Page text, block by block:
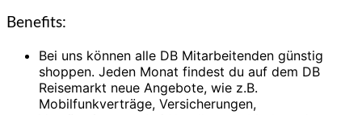
Benefits:
Bei uns können alle DB Mitarbeitenden günstig
shoppen. Jeden Monat findest du auf dem DB
Reisemarkt neue Angebote, wie z.B.
Mobilfunkverträge, Versicherungen,